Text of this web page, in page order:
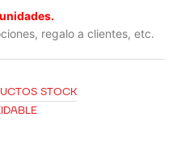
unidades.
regalo a clientes, etc.
STOCK